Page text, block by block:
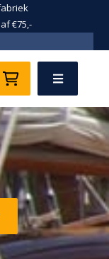
€75,-
Menu